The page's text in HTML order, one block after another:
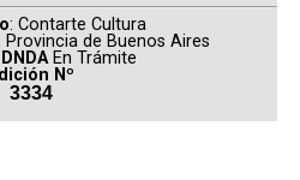
: Contarte Cultura
Provincia de Buenos Aires
En Trámite
Nº
3334